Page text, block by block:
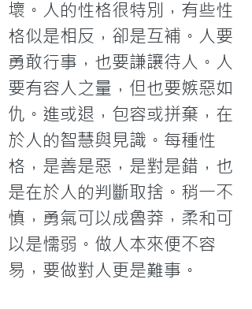
壞。人的性格很特別，有些性
格似是相反，卻是互補。人要
勇敢行事，也要謙讓待人。人
要有容人之量，但也要嫉惡如
仇。進或退，包容或拼棄，在
於人的智慧與見識。每種性
格，是善是惡，是對是錯，也
是在於人的判斷取捨。稍一不
慎，勇氣可以成魯莽，柔和可
以是懦弱。做人本來便不容
易，要做對人更是難事。